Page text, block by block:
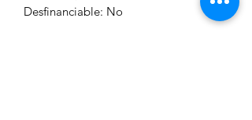
Desfinanciable: No